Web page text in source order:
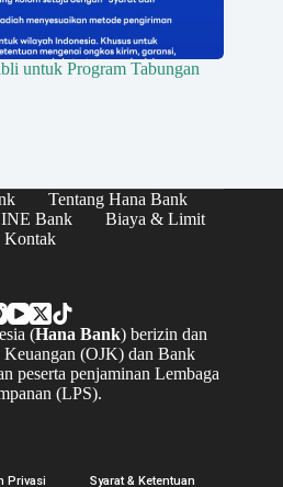
untuk Program Tabungan
Tentang Hana Bank
Bank
Biaya & Limit
Kontak
(Hana Bank) berizin dan
Keuangan (OJK) dan Bank
peserta penjaminan Lembaga
(LPS).
Privasi Syarat & Ketentuan